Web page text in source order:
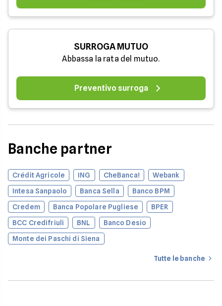
SURROGA MUTUO
Abbassa la rata del mutuo.
Preventivo surroga
Banche partner
Crédit Agricole ING CheBanca!
Webank
Intesa Sanpaolo
Banca Sella
Banco BPM
Credem
Banca Popolare Pugliese
BPER
BCC Credifriuli
BNL
Banco Desio
Monte dei Paschi di Siena
Tutte le banche